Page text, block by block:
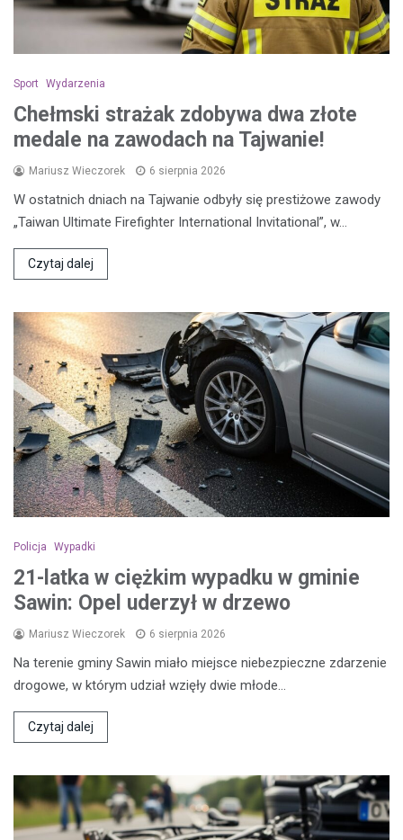
Sport Wydarzenia
Chełmski strażak zdobywa dwa złote
medale na zawodach na Tajwanie!
Mariusz Wieczorek 6 sierpnia 2026
W ostatnich dniach na Tajwanie odbyły się prestiżowe zawody
„Taiwan Ultimate Firefighter International Invitational”, w…
Czytaj dalej
Policja Wypadki
21-latka w ciężkim wypadku w gminie
Sawin: Opel uderzył w drzewo
Mariusz Wieczorek 6 sierpnia 2026
Na terenie gminy Sawin miało miejsce niebezpieczne zdarzenie
drogowe, w którym udział wzięły dwie młode…
Czytaj dalej